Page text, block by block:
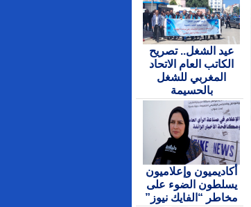
عيد الشغل.. تصريح
الكاتب العام الاتحاد
المغربي للشغل
بالحسيمة
أكاديميون وإعلاميون
يسلطون الضوء على
مخاطر “الفايك نيوز”